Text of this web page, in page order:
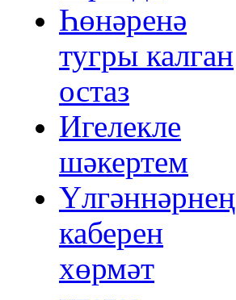
Һөнәренә
тугры калган
остаз
Игелекле
шәкертем
Үлгәннәрнең
каберен
хөрмәт